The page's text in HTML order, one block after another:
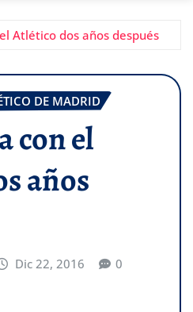
Atlético dos años después
DE MADRID
con el
años
Dic 22, 2016 0